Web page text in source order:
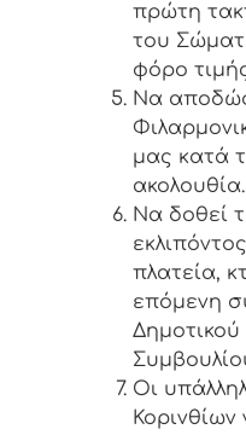
πρώτη
του
φόρο
Να
μας κατά
ακολουθία.
Να δοθεί
πλατεία,
επόμενη
Δημοτικού
Οι